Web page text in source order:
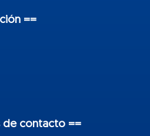
==
de contacto ==